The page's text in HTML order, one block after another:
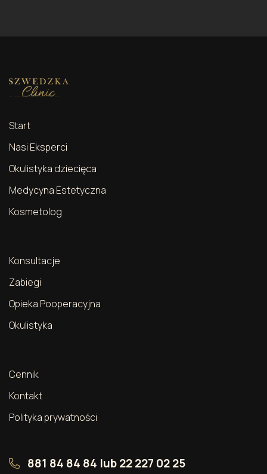
Start
Nasi Eksperci
Okulistyka dziecięca
Medycyna Estetyczna
Kosmetolog
Konsultacje
Zabiegi
Opieka Pooperacyjna
Okulistyka
Cennik
Kontakt
Polityka prywatności
881 84 84 84 lub22 227 02 25